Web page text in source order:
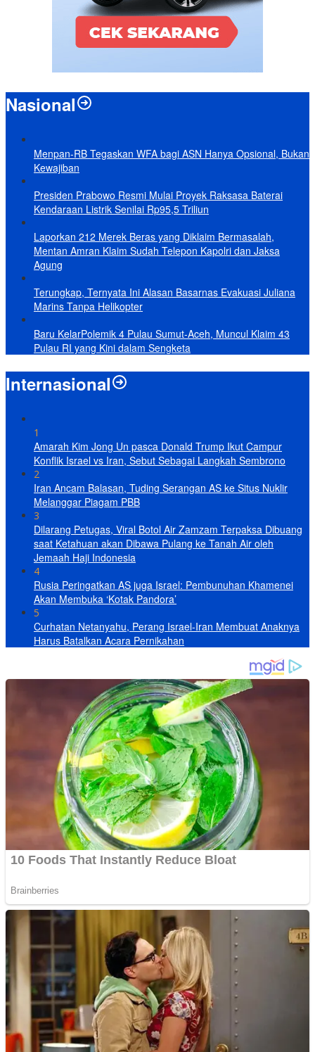
Nasional
Menpan-RB Tegaskan WFA bagi ASN Hanya Opsional, Bukan
Kewajiban
Presiden Prabowo Resmi Mulai Proyek Raksasa Baterai
Kendaraan Listrik Senilai Rp95,5 Triliun
Laporkan 212 Merek Beras yang Diklaim Bermasalah,
Mentan Amran Klaim Sudah Telepon Kapolri dan Jaksa
Agung
Terungkap, Ternyata Ini Alasan Basarnas Evakuasi Juliana
Marins Tanpa Helikopter
Baru KelarPolemik 4 Pulau Sumut-Aceh, Muncul Klaim 43
Pulau RI yang Kini dalam Sengketa
Internasional
1
Amarah Kim Jong Un pasca Donald Trump Ikut Campur
Konflik Israel vs Iran, Sebut Sebagai Langkah Sembrono
2
Iran Ancam Balasan, Tuding Serangan AS ke Situs Nuklir
Melanggar Piagam PBB
3
Dilarang Petugas, Viral Botol Air Zamzam Terpaksa Dibuang
saat Ketahuan akan Dibawa Pulang ke Tanah Air oleh
Jemaah Haji Indonesia
4
Rusia Peringatkan AS juga Israel: Pembunuhan Khamenei
Akan Membuka ‘Kotak Pandora’
5
Curhatan Netanyahu, Perang Israel-Iran Membuat Anaknya
Harus Batalkan Acara Pernikahan